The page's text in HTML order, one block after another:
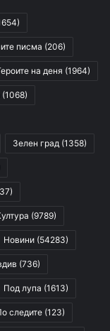
писма (206)
на деня (1964)
(1068)
Зелен град (1358)
(9789)
Новини (54283)
(736)
Под лупа (1613)
следите (123)